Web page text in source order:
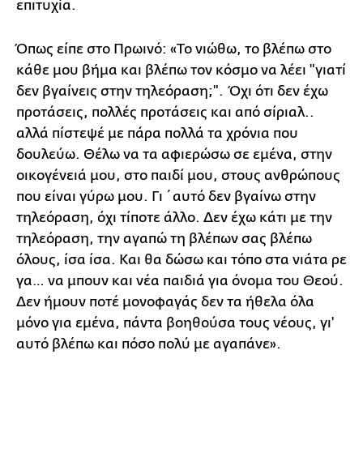
επιτυχία.
Όπως είπε στο Πρωινό: «Το νιώθω, το βλέπω στο
κάθε μου βήμα και βλέπω τον κόσμο να λέει "γιατί
δεν βγαίνεις στην τηλεόραση;". Όχι ότι δεν έχω
προτάσεις, πολλές προτάσεις και από σίριαλ..
αλλά πίστεψέ με πάρα πολλά τα χρόνια που
δουλεύω. Θέλω να τα αφιερώσω σε εμένα, στην
οικογένειά μου, στο παιδί μου, στους ανθρώπους
που είναι γύρω μου. Γι΄ αυτό δεν βγαίνω στην
τηλεόραση, όχι τίποτε άλλο. Δεν έχω κάτι με την
τηλεόραση, την αγαπώ τη βλέπων σας βλέπω
όλους, ίσα ίσα. Και θα δώσω και τόπο στα νιάτα ρε
γα… να μπουν και νέα παιδιά για όνομα του Θεού.
Δεν ήμουν ποτέ μονοφαγάς δεν τα ήθελα όλα
μόνο για εμένα, πάντα βοηθούσα τους νέους, γι'
αυτό βλέπω και πόσο πολύ με αγαπάνε».